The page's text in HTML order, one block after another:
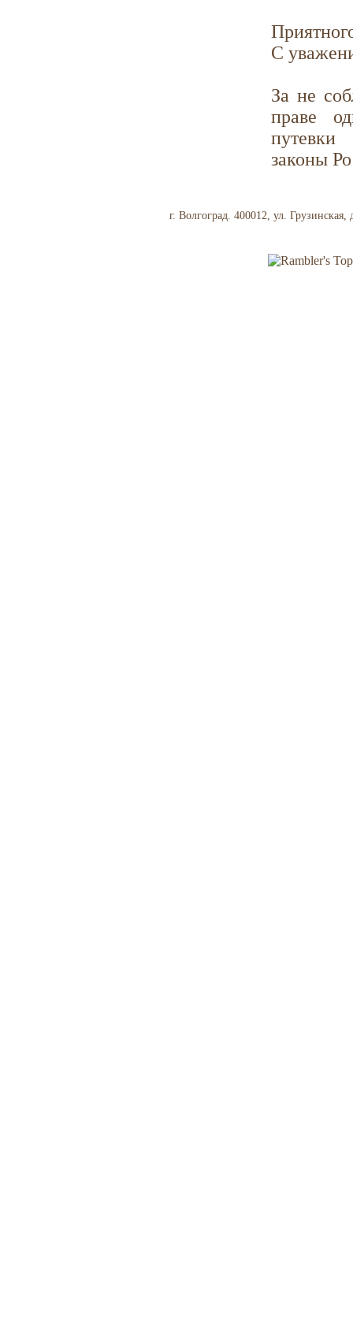
С
За не
праве
путевки
законы
г. Волгоград. 400012, ул.